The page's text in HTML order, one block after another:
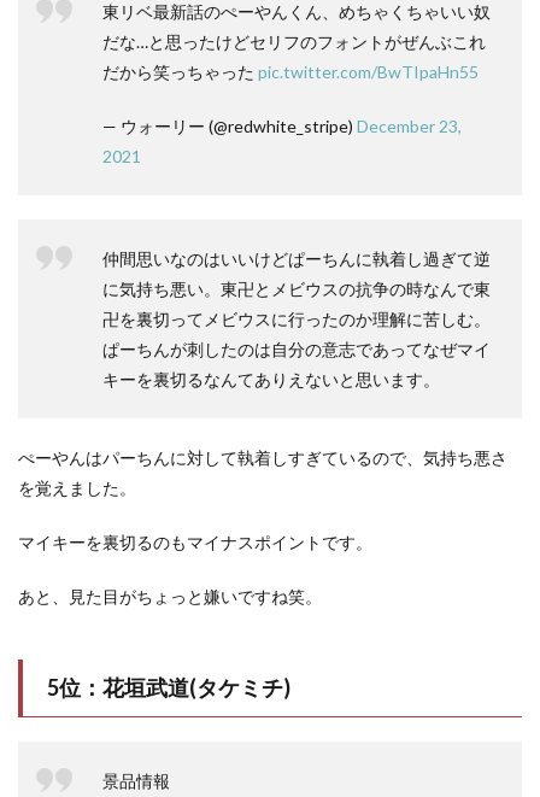
東リベ最新話のぺーやんくん、めちゃくちゃいい奴
だな…と思ったけどセリフのフォントがぜんぶこれ
だから笑っちゃった pic.twitter.com/BwTIpaHn55
— ウォーリー (@redwhite_stripe) December 23,
2021
仲間思いなのはいいけどぱーちんに執着し過ぎて逆
に気持ち悪い。東卍とメビウスの抗争の時なんで東
卍を裏切ってメビウスに行ったのか理解に苦しむ。
ぱーちんが刺したのは自分の意志であってなぜマイ
キーを裏切るなんてありえないと思います。
ぺーやんはパーちんに対して執着しすぎているので、気持ち悪さ
を覚えました。
マイキーを裏切るのもマイナスポイントです。
あと、見た目がちょっと嫌いですね笑。
5位：花垣武道(タケミチ)
景品情報